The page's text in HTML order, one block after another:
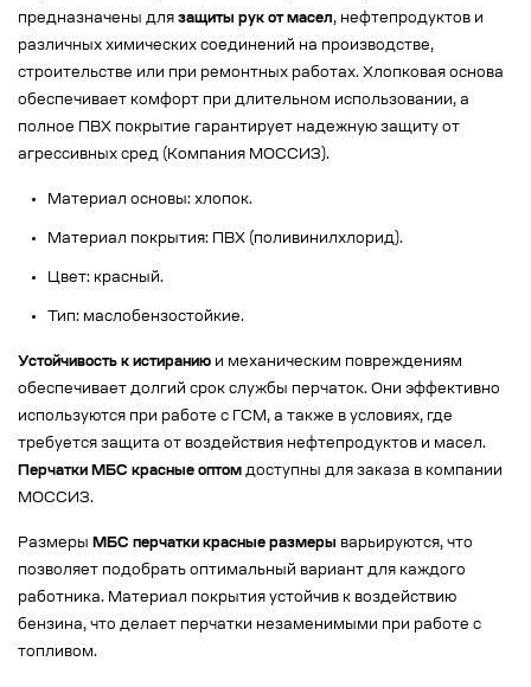
предназначены для защиты рук от масел, нефтепродуктов и
различных химических соединений на производстве,
строительстве или при ремонтных работах. Хлопковая основа
обеспечивает комфорт при длительном использовании, а
полное ПВХ покрытие гарантирует надежную защиту от
агрессивных сред (Компания МОССИЗ).
Материал основы: хлопок.
Материал покрытия: ПВХ (поливинилхлорид).
Цвет: красный.
Тип: маслобензостойкие.
Устойчивость к истиранию и механическим повреждениям
обеспечивает долгий срок службы перчаток. Они эффективно
используются при работе с ГСМ, а также в условиях, где
требуется защита от воздействия нефтепродуктов и масел.
Перчатки МБС красные оптом доступны для заказа в компании
МОССИЗ.
Размеры МБС перчатки красные размеры варьируются, что
позволяет подобрать оптимальный вариант для каждого
работника. Материал покрытия устойчив к воздействию
бензина, что делает перчатки незаменимыми при работе с
топливом.